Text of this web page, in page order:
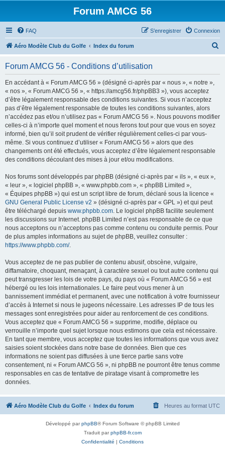
Forum AMCG 56
FAQ Connexion
S’enregistrer
Aéro Modèle Club du Golfe Index du forum
c
Forum AMCG 56 - Conditions d’utilisation
En accédant à « Forum AMCG 56 » (désigné ci-après par « nous », « notre »,
« nos », « Forum AMCG 56 », « https://amcg56.fr/phpBB3 »), vous acceptez
d’être légalement responsable des conditions suivantes. Si vous n’acceptez
pas d’être légalement responsable de toutes les conditions suivantes, alors
n’accédez pas et/ou n’utilisez pas « Forum AMCG 56 ». Nous pouvons modifier
celles-ci à n’importe quel moment et nous ferons tout pour que vous en soyez
informé, bien qu’il soit prudent de vérifier régulièrement celles-ci par vous-
même. Si vous continuez d’utiliser « Forum AMCG 56 » alors que des
changements ont été effectués, vous acceptez d’être légalement responsable
des conditions découlant des mises à jour et/ou modifications.
Nos forums sont développés par phpBB (désigné ci-après par « ils », « eux »,
« leur », « logiciel phpBB », « www.phpbb.com », « phpBB Limited »,
« Équipes phpBB ») qui est un script libre de forum, déclaré sous la licence «
GNU General Public License v2 » (désigné ci-après par « GPL ») et qui peut
être téléchargé depuis www.phpbb.com. Le logiciel phpBB facilite seulement
les discussions sur Internet. phpBB Limited n’est pas responsable de ce que
nous acceptons ou n’acceptons pas comme contenu ou conduite permis. Pour
de plus amples informations au sujet de phpBB, veuillez consulter :
https://www.phpbb.com/.
Vous acceptez de ne pas publier de contenu abusif, obscène, vulgaire,
diffamatoire, choquant, menaçant, à caractère sexuel ou tout autre contenu qui
peut transgresser les lois de votre pays, du pays où « Forum AMCG 56 » est
hébergé ou les lois internationales. Le faire peut vous mener à un
bannissement immédiat et permanent, avec une notification à votre fournisseur
d’accès à Internet si nous le jugeons nécessaire. Les adresses IP de tous les
messages sont enregistrées pour aider au renforcement de ces conditions.
Vous acceptez que « Forum AMCG 56 » supprime, modifie, déplace ou
verrouille n’importe quel sujet lorsque nous estimons que cela est nécessaire.
En tant que membre, vous acceptez que toutes les informations que vous avez
saisies soient stockées dans notre base de données. Bien que ces
informations ne soient pas diffusées à une tierce partie sans votre
consentement, ni « Forum AMCG 56 », ni phpBB ne pourront être tenus comme
responsables en cas de tentative de piratage visant à compromettre les
données.
Aéro Modèle Club du Golfe Index du forum Heures au format UTC
Développé parphpBB® Forum Software © phpBB Limited
Traduit parphpBB-fr.com
Confidentialité | Conditions